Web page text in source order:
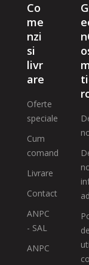
Co
me
nzi
si
livr
are
Oferte
speciale
Cum
comand
Livrare
Contact
ANPC
- SAL
ANPC
de